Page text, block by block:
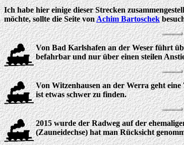
Ich habe hier einige dieser Strecken
möchte, sollte die Seite vonAchim Bartoschek
Von Bad Karlshafen an der Weser führt
befahrbar und nur über einen steilen
Von Witzenhausen an der Werra geht
ist etwas schwer zu finden.
2015 wurde der Radweg auf der
(Zauneidechse) hat man Rücksicht